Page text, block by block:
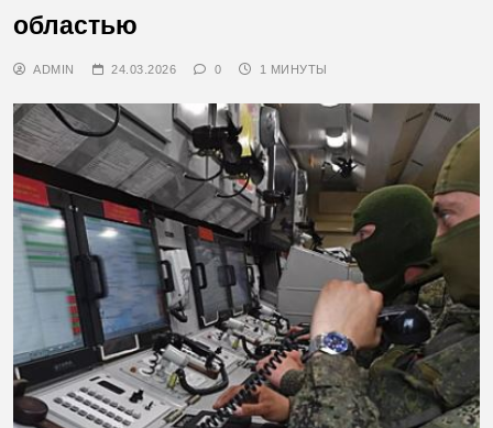
областью
ADMIN 24.03.2026 0 1 МИНУТЫ